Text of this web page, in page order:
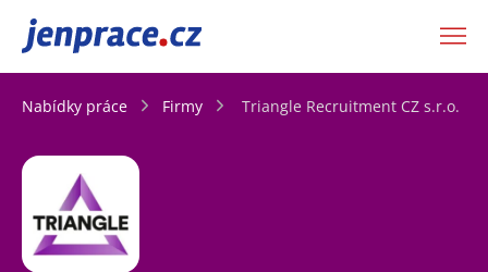
JenPráce.cz
Nabídky práce Firmy Triangle Recruitment CZ s.r.o.